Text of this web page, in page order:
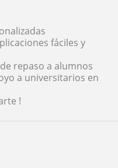
fáciles y
repaso a alumnos
a universitarios en
!